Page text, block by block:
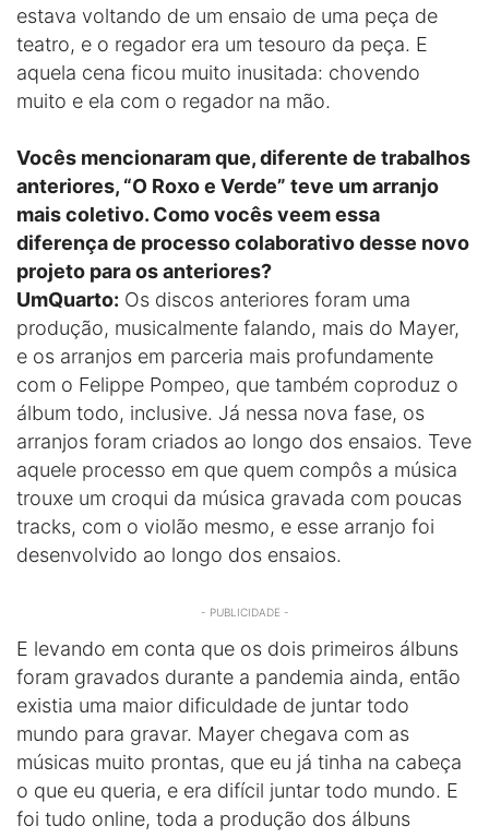
estava voltando de um ensaio de uma peça de
teatro, e o regador era um tesouro da peça. E
aquela cena ficou muito inusitada: chovendo
muito e ela com o regador na mão.
Vocês mencionaram que, diferente de trabalhos
anteriores, “O Roxo e Verde” teve um arranjo
mais coletivo. Como vocês veem essa
diferença de processo colaborativo desse novo
projeto para os anteriores?
UmQuarto: Os discos anteriores foram uma
produção, musicalmente falando, mais do Mayer,
e os arranjos em parceria mais profundamente
com o Felippe Pompeo, que também coproduz o
álbum todo, inclusive. Já nessa nova fase, os
arranjos foram criados ao longo dos ensaios. Teve
aquele processo em que quem compôs a música
trouxe um croqui da música gravada com poucas
tracks, com o violão mesmo, e esse arranjo foi
desenvolvido ao longo dos ensaios.
- PUBLICIDADE -
E levando em conta que os dois primeiros álbuns
foram gravados durante a pandemia ainda, então
existia uma maior dificuldade de juntar todo
mundo para gravar. Mayer chegava com as
músicas muito prontas, que eu já tinha na cabeça
o que eu queria, e era difícil juntar todo mundo. E
foi tudo online, toda a produção dos álbuns